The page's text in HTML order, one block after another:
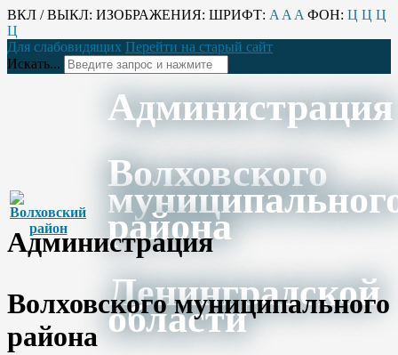
ВКЛ / ВЫКЛ: ИЗОБРАЖЕНИЯ: ШРИФТ: A A A ФОН: Ц Ц Ц
Ц
Для слабовидящих Перейти на старый сайт
Искать...
Администрация
Волховского
района
Ленинградской
области
Администрация
Волховского муниципального
района